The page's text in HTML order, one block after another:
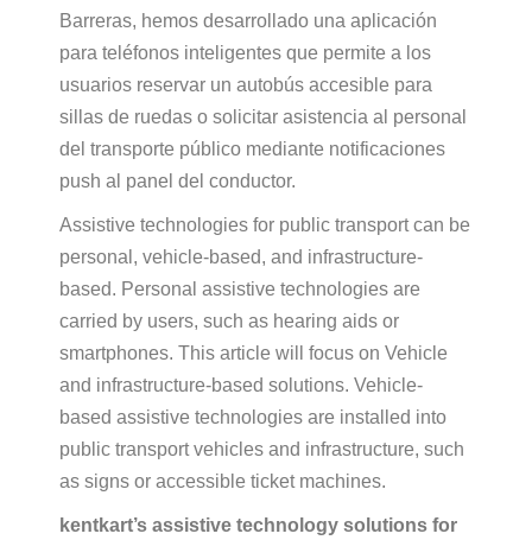
Barreras, hemos desarrollado una aplicación
para teléfonos inteligentes que permite a los
usuarios reservar un autobús accesible para
sillas de ruedas o solicitar asistencia al personal
del transporte público mediante notificaciones
push al panel del conductor.
Assistive technologies for public transport can be
personal, vehicle-based, and infrastructure-
based. Personal assistive technologies are
carried by users, such as hearing aids or
smartphones. This article will focus on Vehicle
and infrastructure-based solutions. Vehicle-
based assistive technologies are installed into
public transport vehicles and infrastructure, such
as signs or accessible ticket machines.
kentkart’s assistive technology solutions for